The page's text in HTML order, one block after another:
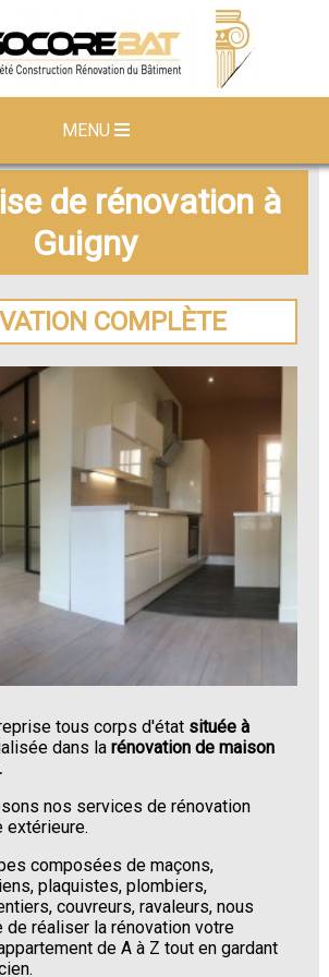
MENU
de rénovation à
Guigny
COMPLÈTE
tous corps d'état située à
dans larénovation de maison
nos services de rénovation
extérieure.
composées de maçons,
plaquistes, plombiers,
couvreurs, ravaleurs, nous
de réaliser la rénovation votre
de A à Z tout en gardant